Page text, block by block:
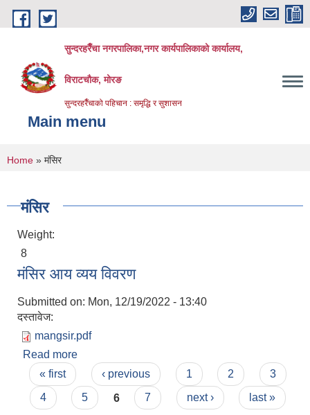
Skip to main content
सुन्दरहरैँचा नगरपालिका,नगर कार्यपालिकाको कार्यालय,
विराटचौक, मोरङ
सुन्दरहरैँचाको पहिचान : समृद्धि र सुशासन
Main menu
You are here
Home » मंसिर
मंसिर
Weight:
8
मंसिर आय व्यय विवरण
Submitted on: Mon, 12/19/2022 - 13:40
दस्तावेज:
mangsir.pdf
Read more
Pages
« first ‹ previous 1 2
3
4
5 6 7 next › last »